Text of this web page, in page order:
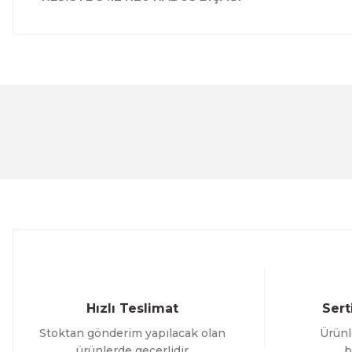
Hızlı Teslimat
Stoktan gönderim yapılacak olan